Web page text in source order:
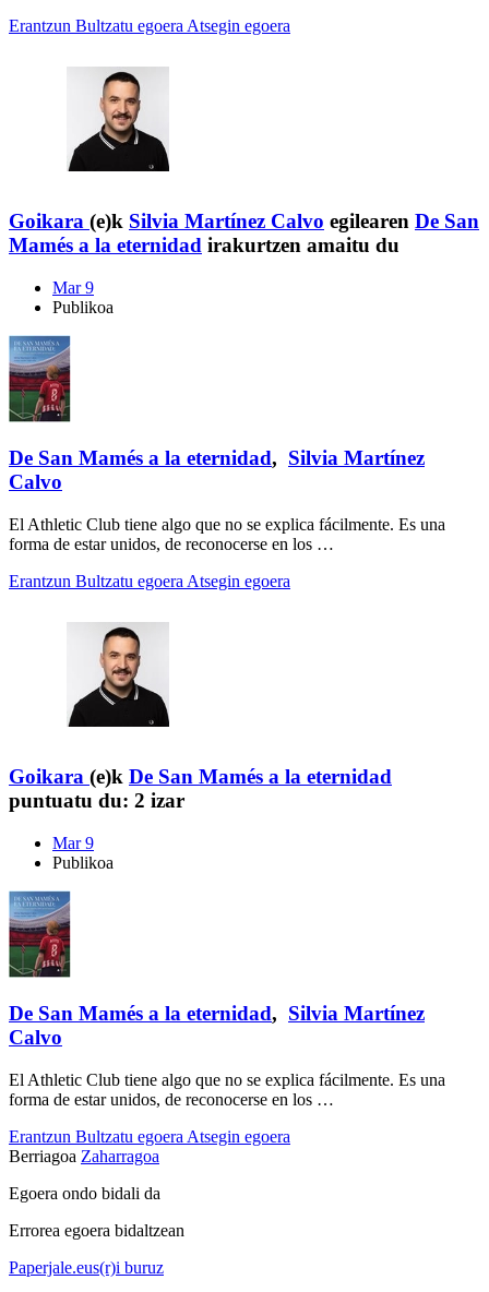
Erantzun Bultzatu egoera Atsegin egoera
Goikara (e)k Silvia Martínez Calvo egilearen De San
Mamés a la eternidad irakurtzen amaitu du
Mar 9
Publikoa
De San Mamés a la eternidad, Silvia Martínez
Calvo
El Athletic Club tiene algo que no se explica fácilmente. Es una
forma de estar unidos, de reconocerse en los …
Erantzun Bultzatu egoera Atsegin egoera
Goikara (e)k De San Mamés a la eternidad
puntuatu du: 2 izar
Mar 9
Publikoa
De San Mamés a la eternidad, Silvia Martínez
Calvo
El Athletic Club tiene algo que no se explica fácilmente. Es una
forma de estar unidos, de reconocerse en los …
Erantzun Bultzatu egoera Atsegin egoera
Berriagoa Zaharragoa
Egoera ondo bidali da
Errorea egoera bidaltzean
Paperjale.eus(r)i buruz